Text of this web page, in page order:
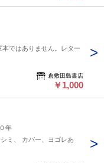
ではありません。レター
倉敷田島書店
￥1,000
年
ミ、 カバー、ヨゴレあ